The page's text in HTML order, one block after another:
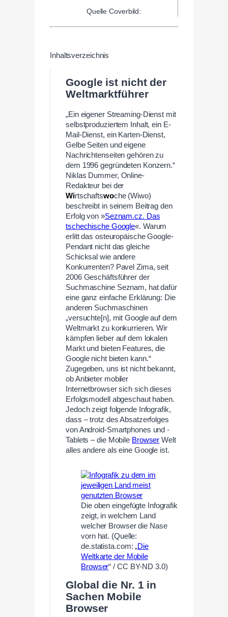
Quelle Coverbild:
Inhaltsverzeichnis
Google ist nicht der
Weltmarktführer
„Ein eigener Streaming-Dienst mit
selbstproduziertem Inhalt, ein E-
Mail-Dienst, ein Karten-Dienst,
Gelbe Seiten und eigene
Nachrichtenseiten gehören zu
dem 1996 gegründeten Konzern.“
Niklas Dummer, Online-
Redakteur bei der
Wirtschaftswoche (Wiwo)
beschreibt in seinem Beitrag den
Erfolg von »Seznam.cz. Das
tschechische Google«. Warum
erlitt das osteuropäische Google-
Pendant nicht das gleiche
Schicksal wie andere
Konkurrenten? Pavel Zima, seit
2006 Geschäftsführer der
Suchmaschine Seznam, hat dafür
eine ganz einfache Erklärung: Die
anderen Suchmaschinen
„versuchte[n], mit Google auf dem
Weltmarkt zu konkurrieren. Wir
kämpfen lieber auf dem lokalen
Markt und bieten Features, die
Google nicht bieten kann.“
Zugegeben, uns ist nicht bekannt,
ob Anbieter mobiler
Internetbrowser sich sich dieses
Erfolgsmodell abgeschaut haben.
Jedoch zeigt folgende Infografik,
dass – trotz des Absatzerfolges
von Android-Smartphones und -
Tablets – die Mobile Browser Welt
alles andere als eine Google ist.
Die oben eingefügte Infografik
zeigt, in welchem Land
welcher Browser die Nase
vorn hat. (Quelle:
de.statista.com: „Die
Weltkarte der Mobile
Browser“ / CC BY-ND 3.0)
Global die Nr. 1 in
Sachen Mobile
Browser